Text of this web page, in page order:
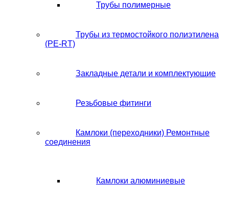
Трубы полимерные
Трубы из термостойкого полиэтилена
(PE-RT)
Закладные детали и комплектующие
Резьбовые фитинги
Камлоки (переходники) Ремонтные
соединения
Камлоки алюминиевые